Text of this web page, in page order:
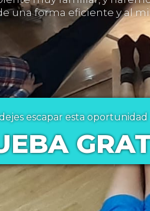
una forma eficiente y al
escapar esta oportunidad